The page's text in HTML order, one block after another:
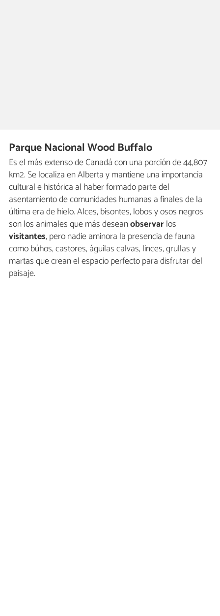
Parque Nacional Wood Buffalo
Es el más extenso de Canadá con una porción de 44,807
km2. Se localiza en Alberta y mantiene una importancia
cultural e histórica al haber formado parte del
asentamiento de comunidades humanas a finales de la
última era de hielo. Alces, bisontes, lobos y osos negros
son los animales que más deseanobservarlos
visitantes, pero nadie aminora la presencia de fauna
como búhos, castores, águilas calvas, linces, grullas y
martas que crean el espacio perfecto para disfrutar del
paisaje.